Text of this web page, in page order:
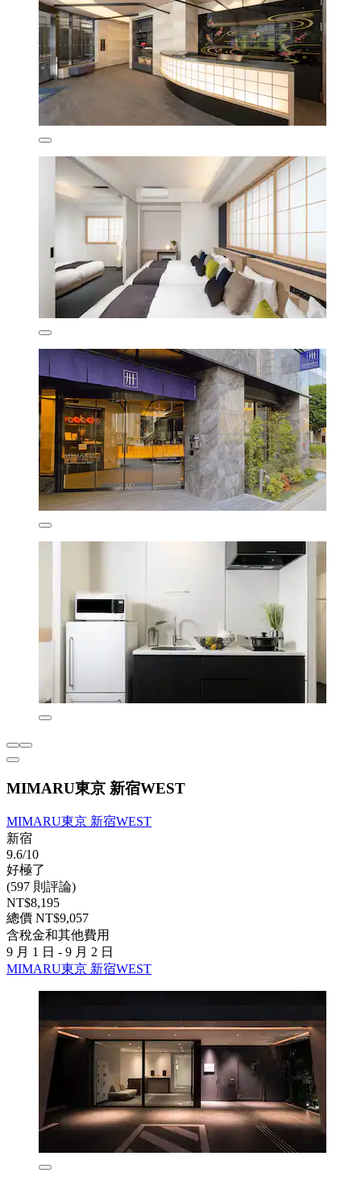
MIMARU東京 新宿WEST
MIMARU東京 新宿WEST
新宿
9.6/10
好極了
(597 則評論)
NT$8,195
總價 NT$9,057
含稅金和其他費用
9 月 1 日 - 9 月 2 日
MIMARU東京 新宿WEST